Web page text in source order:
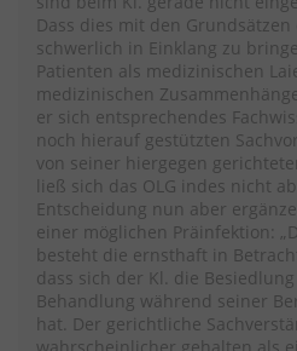
Dass dies mit den Grundsätzen
schwerlich in Einklang zu
Patienten als medizinischen
medizinischen
er sich entsprechendes
noch hierauf gestützten
von seiner hiergegen
ließ sich das OLG indes nicht
Entscheidung nun aber
einer möglichen Präinfektion:
besteht die ernsthaft in
dass sich der Kl. die
Behandlung während seiner
hat. Der gerichtliche
wahrscheinlicher gehalten als